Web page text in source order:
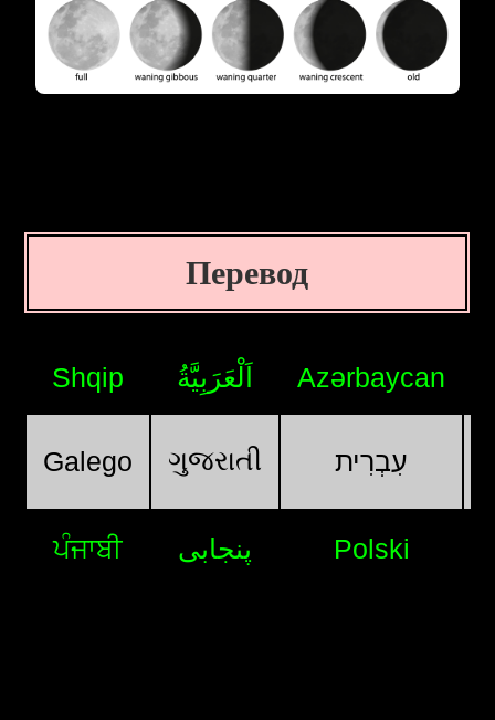
Перевод
Shqip اَلْعَرَبِيَّةُ Azərbaycan
Galego ગુજરાતી עִבְרִית
ਪੰਜਾਬੀ پنجابی Polski